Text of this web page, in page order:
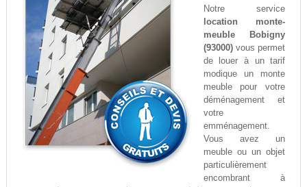
Notre service
location monte-
meuble Bobigny
(93000)vous permet
de louer à un tarif
modique un monte
meuble pour votre
déménagement et
votre
emménagement.
Vous avez un
meuble ou un objet
particulièrement
encombrant à